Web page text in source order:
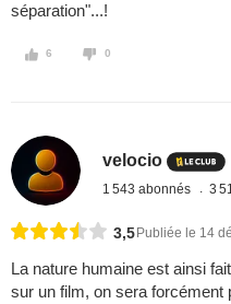
séparation"...!
6 0
velocio
1 543 abonnés 3
3,5 Publiée le 14
La nature humaine est ainsi
sur un film, on sera